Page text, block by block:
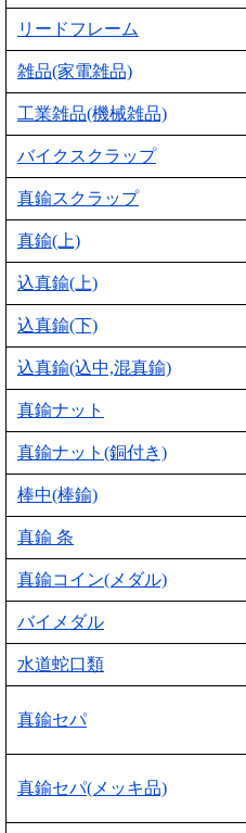
リードフレーム
雑品(家電雑品)
工業雑品(機械雑品)
バイクスクラップ
真鍮スクラップ
真鍮(上)
込真鍮(上)
込真鍮(下)
込真鍮(込中,混真鍮)
真鍮ナット
真鍮ナット(銅付き)
棒中(棒鍮)
真鍮 条
真鍮コイン(メダル)
バイメダル
水道蛇口類
真鍮セパ
真鍮セパ(メッキ品)